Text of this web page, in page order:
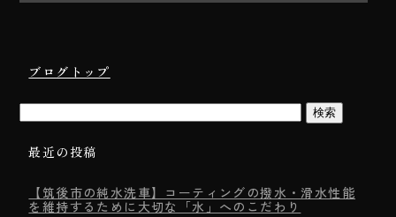
ブログトップ
最近の投稿
【筑後市の純水洗車】コーティングの撥水・滑水性能
を維持するために大切な「水」へのこだわり